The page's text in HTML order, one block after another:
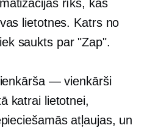
rīks, kas
lietotnes. Katrs no
saukts par "Zap".
— vienkārši
katrai lietotnei,
atļaujas, un